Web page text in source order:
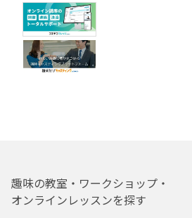
趣味の教室・ワークショップ・
オンラインレッスンを探す